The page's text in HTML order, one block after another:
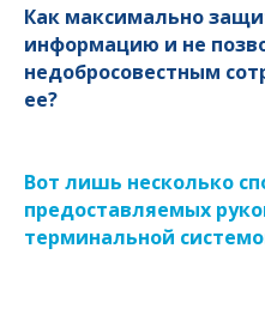
Как максимально
информацию и не
недобросовестным
ее?
Вот лишь несколько
предоставляемых
терминальной